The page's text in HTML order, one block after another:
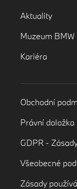
Aktuality
Muzeum BMW
Kariéra
Obchodní
Právní doložka
GDPR -
Všeobecné
Zásady